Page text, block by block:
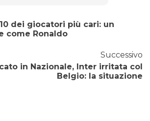
dei giocatori più cari: un
come Ronaldo
Successivo
in Nazionale, Inter irritata col
Belgio: la situazione